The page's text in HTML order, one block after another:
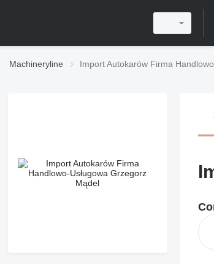
Machineryline Import Autokarów Firma